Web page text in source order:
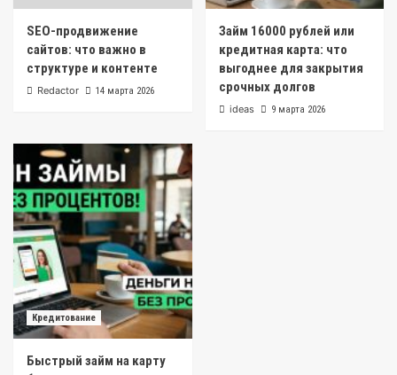
SEO-продвижение
сайтов: что важно в
структуре и контенте
Redactor 14 марта 2026
Займ 16000 рублей или
кредитная карта: что
выгоднее для закрытия
срочных долгов
ideas 9 марта 2026
Кредитование
Быстрый займ на карту